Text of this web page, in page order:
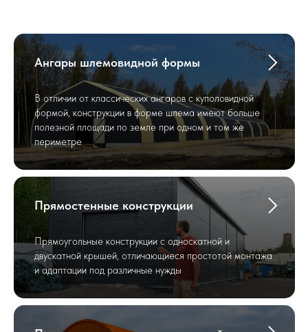
Ангары шлемовидной формы
В отличии от классических ангаров с куполовидной
формой, конструкции в форме шлема имеют больше
полезной площади по земле при одном и том же
периметре
Прямостенные конструкции
Прямоугольные конструкции с односкатной и
двускатной крышей, отличающиеся простотой монтажа
и адаптации под различные нужды